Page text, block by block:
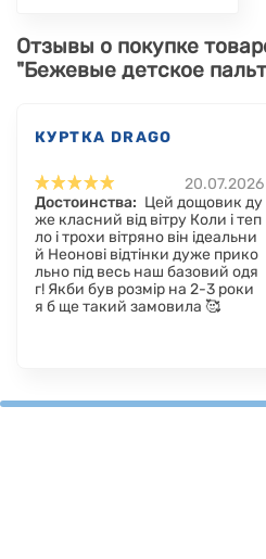
Отзывы о покупке
"Бежевые детское
КУРТКА DRAGO
20.07.2026
Достоинства: Цей дощовик ду
же класний від вітру Коли і теп
ло і трохи вітряно він ідеальни
й Неонові відтінки дуже прико
льно під весь наш базовий одя
г! Якби був розмір на 2-3 роки
я б ще такий замовила 🥰